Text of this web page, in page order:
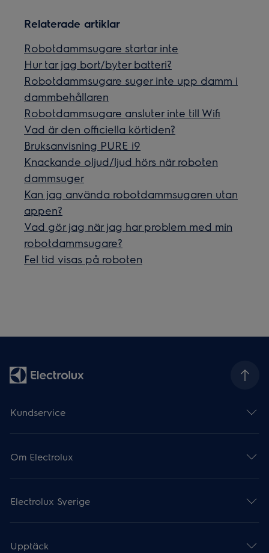
Relaterade artiklar
Robotdammsugare startar inte
Hur tar jag bort/byter batteri?
Robotdammsugare suger inte upp damm i
dammbehållaren
Robotdammsugare ansluter inte till Wifi
Vad är den officiella körtiden?
Bruksanvisning PURE i9
Knackande oljud/ljud hörs när roboten
dammsuger
Kan jag använda robotdammsugaren utan
appen?
Vad gör jag när jag har problem med min
robotdammsugare?
Fel tid visas på roboten
Kundservice
Om Electrolux
Electrolux Sverige
Upptäck